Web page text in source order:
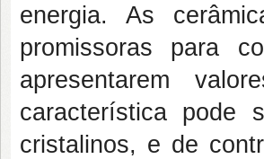
energia. As
promissoras para
apresentarem
característica pode
cristalinos, e de